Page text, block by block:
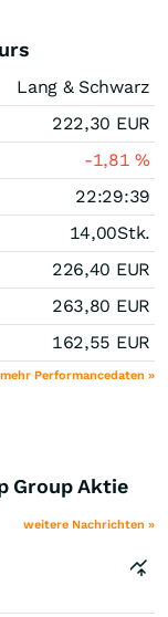
Lang & Schwarz
222,30 EUR
-1,81%
22:29:39
14,00Stk.
226,40 EUR
263,80 EUR
162,55 EUR
mehr Performancedaten »
Group Aktie
weitere Nachrichten »